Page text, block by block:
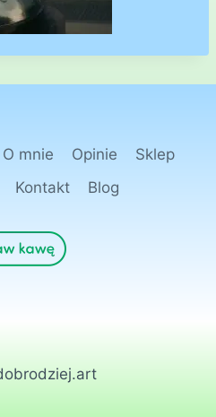
O mnie Opinie
Sklep
Kontakt Blog